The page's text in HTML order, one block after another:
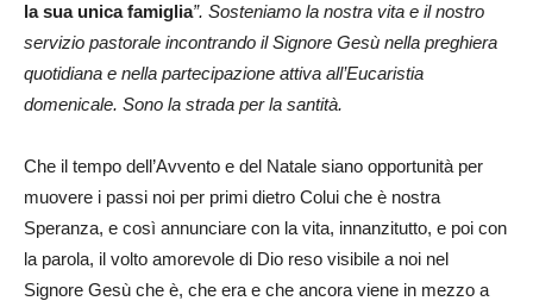
la sua unica famiglia”. Sosteniamo la nostra vita e il nostro
servizio pastorale incontrando il Signore Gesù nella preghiera
quotidiana e nella partecipazione attiva all’Eucaristia
domenicale. Sono la strada per la santità.
Che il tempo dell’Avvento e del Natale siano opportunità per
muovere i passi noi per primi dietro Colui che è nostra
Speranza, e così annunciare con la vita, innanzitutto, e poi con
la parola, il volto amorevole di Dio reso visibile a noi nel
Signore Gesù che è, che era e che ancora viene in mezzo a